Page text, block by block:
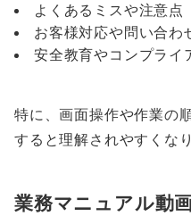
よくあるミスや注意点
お客様対応や問い合わ
安全教育やコンプライ
特に、画面操作や作業の
すると理解されやすくなり
業務マニュアル動